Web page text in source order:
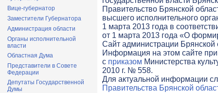
Вице-губернатор
Заместители Губернатора
Администрация области
Органы исполнительной
власти
Областная Дума
Представители в Совете
Федерации
Депутаты Государственной
Думы
Правительство Брянской
высшего исполнительного
1 марта 2013 года в
от 1 марта 2013 года «О
Cайт администрации Брянской
Информация на этом сайте
с приказом Министерства
2010 г. № 558.
Для актуальной информации
Правительства Брянской